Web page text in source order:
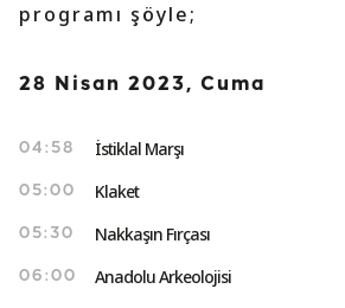
programı şöyle;
28 Nisan 2023, Cuma
04:58 İstiklal Marşı
05:00 Klaket
05:30 Nakkaşın Fırçası
06:00 Anadolu Arkeolojisi